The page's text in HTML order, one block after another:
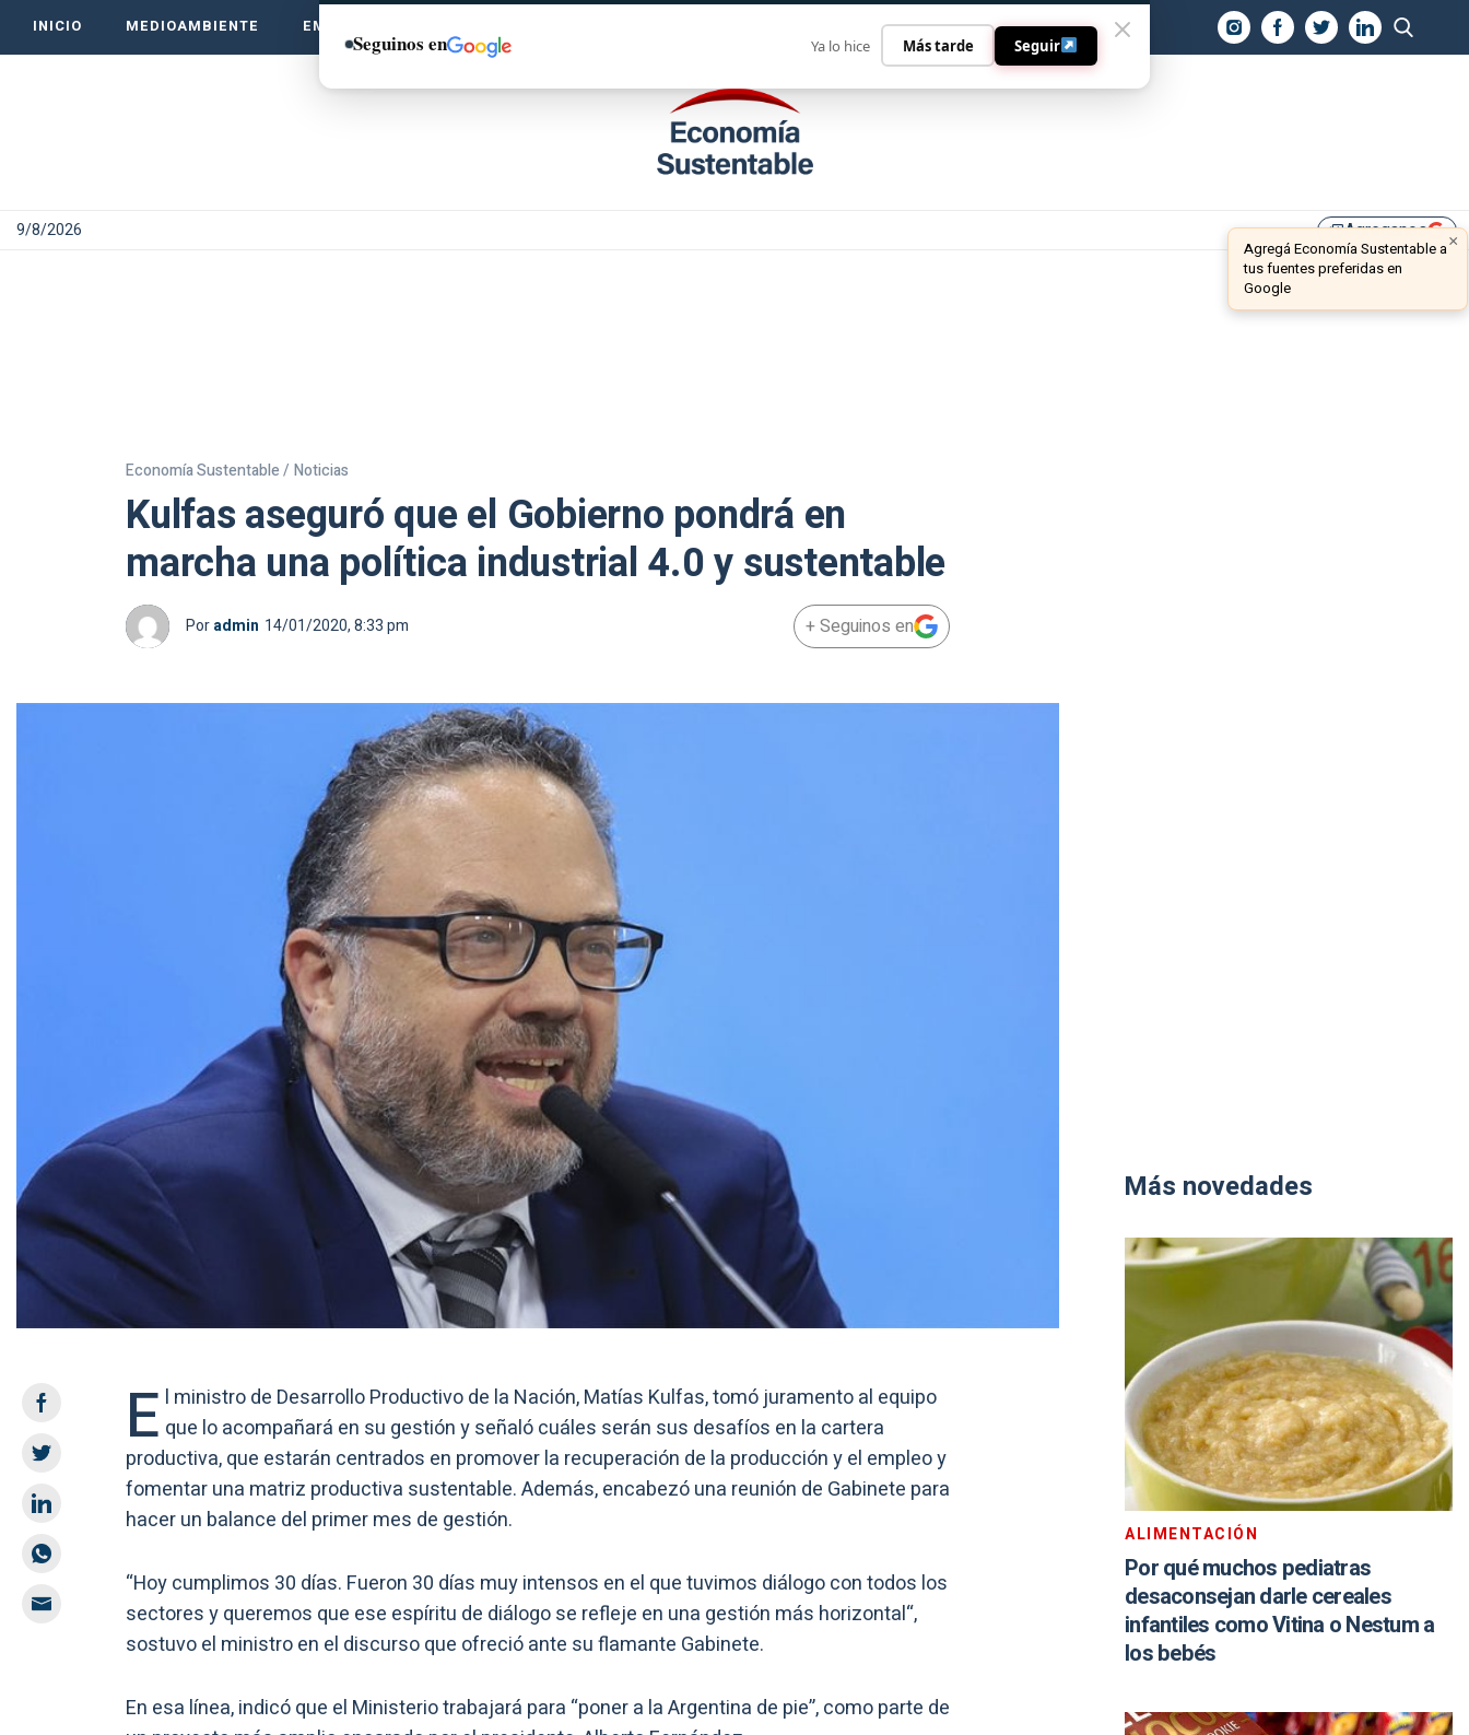
INICIO MEDIOAMBIENTE EMPRENDE VERDE CONTACTO
9/8/2026 library_addAgreganos ×
Agregá Economía Sustentable a
tus fuentes preferidas en
Google
Economía Sustentable / Noticias
Kulfas aseguró que el Gobierno pondrá en
marcha una política industrial 4.0 y sustentable
Poradmin 14/01/2020, 8:33 pm + Seguinos en
E l ministro de Desarrollo Productivo de la Nación, Matías Kulfas, tomó juramento al equipo
que lo acompañará en su gestión y señaló cuáles serán sus desafíos en la cartera
productiva, que estarán centrados en promover la recuperación de la producción y el empleo y
fomentar una matriz productiva sustentable. Además, encabezó una reunión de Gabinete para
hacer un balance del primer mes de gestión.
“Hoy cumplimos 30 días. Fueron 30 días muy intensos en el que tuvimos diálogo con todos los
sectores y queremos que ese espíritu de diálogo se refleje en una gestión más horizontal“,
sostuvo el ministro en el discurso que ofreció ante su flamante Gabinete.
En esa línea, indicó que el Ministerio trabajará para “poner a la Argentina de pie”, como parte de
Más novedades
ALIMENTACIÓN
Por qué muchos pediatras
desaconsejan darle cereales
infantiles como Vitina o Nestum a
los bebés
Seguinos en Ya lo hice Más tarde Seguir